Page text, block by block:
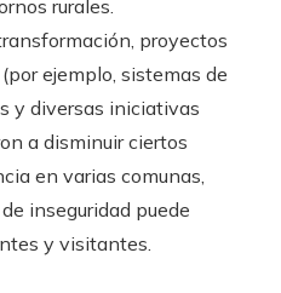
rurales.
proyectos
ejemplo, sistemas de
y diversas iniciativas
a disminuir ciertos
en varias comunas,
inseguridad puede
y visitantes.